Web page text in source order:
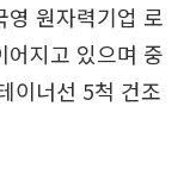
영 원자력기업 로
지고 있으며 중
이너선 5척 건조